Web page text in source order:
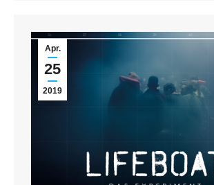
Apr.
25
2019